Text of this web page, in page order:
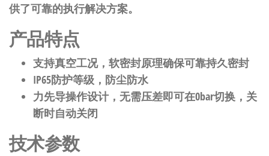
供了可靠的执行解决方案。
产品特点
支持真空工况，软密封原理确保可靠持久密封
IP65防护等级，防尘防水
力先导操作设计，无需压差即可在0bar切换，关
断时自动关闭
技术参数